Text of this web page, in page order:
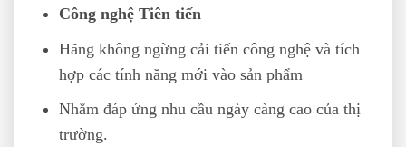
Công nghệ Tiên tiến
Hãng không ngừng cải tiến công nghệ và tích
hợp các tính năng mới vào sản phẩm
Nhằm đáp ứng nhu cầu ngày càng cao của thị
trường.